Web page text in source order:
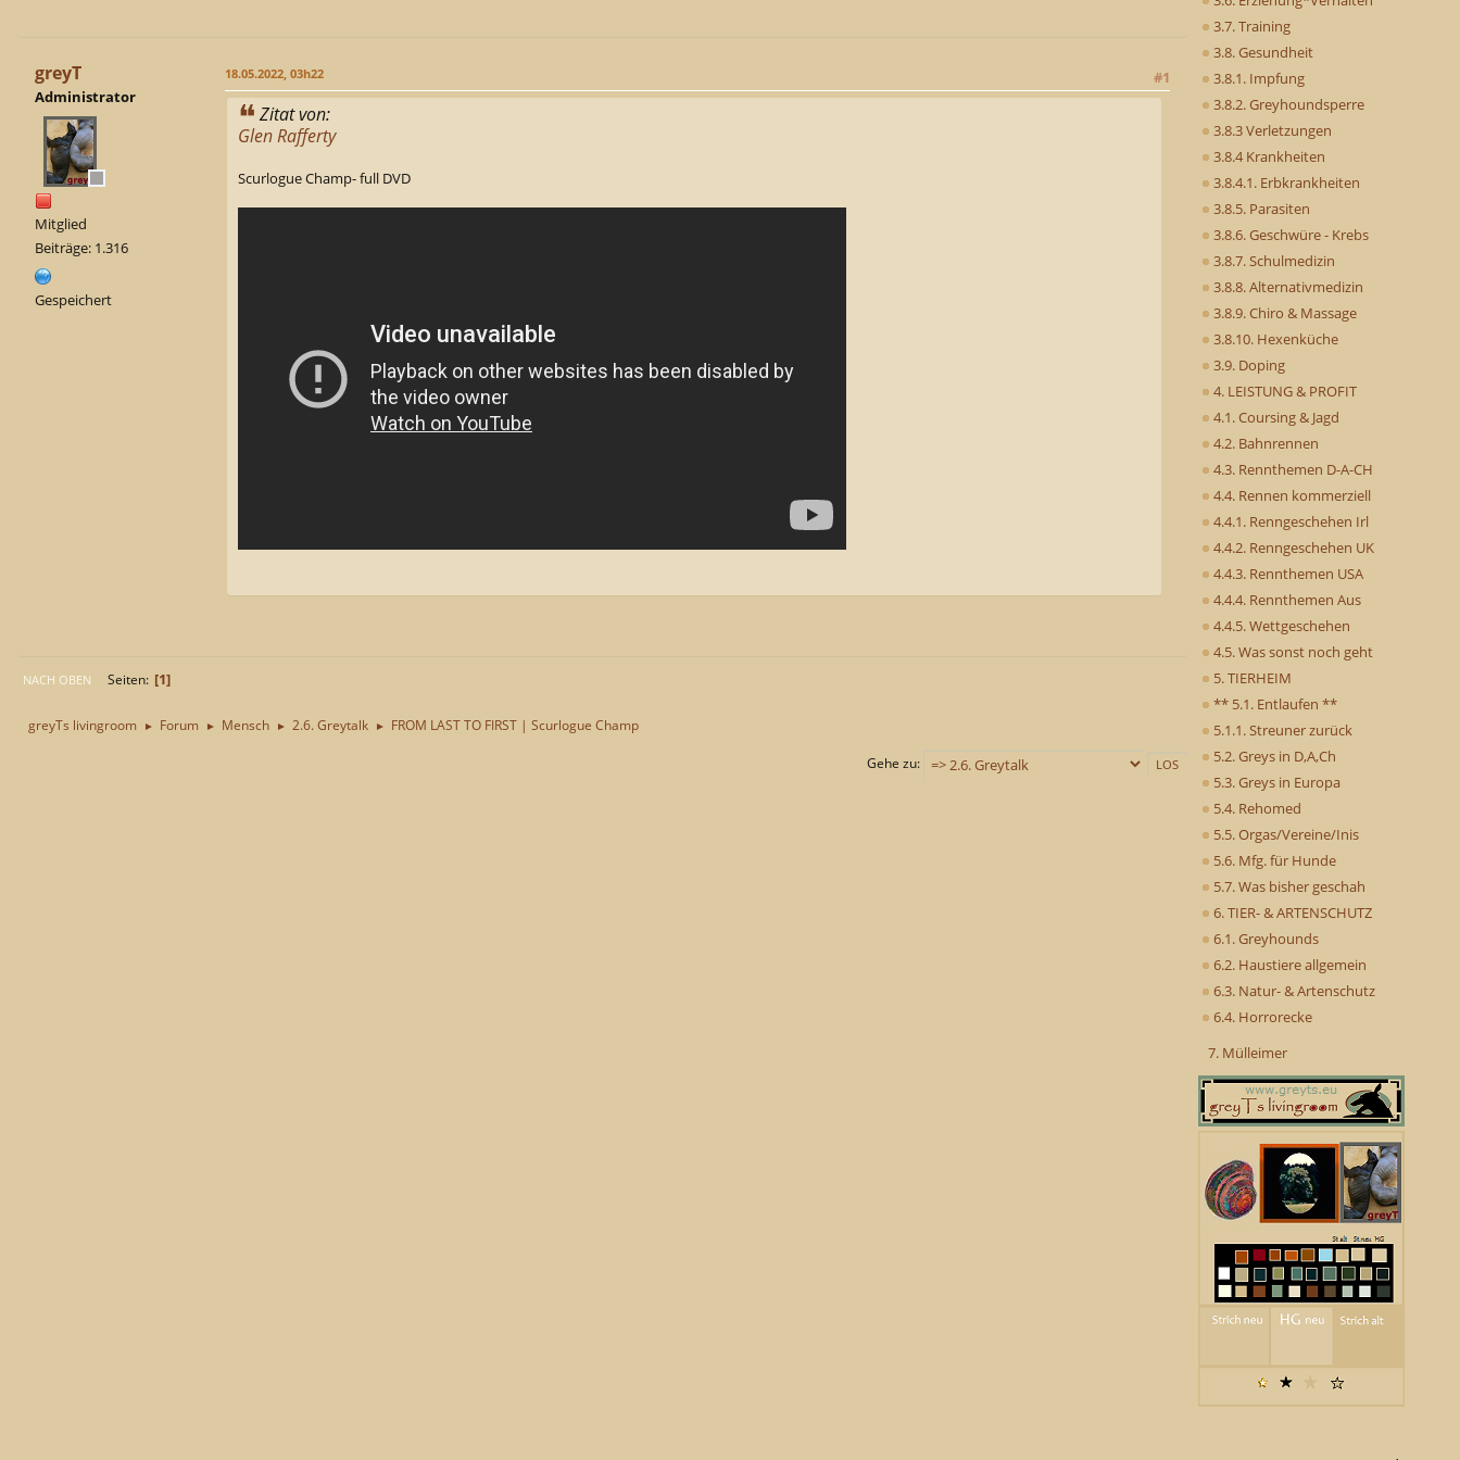
3.7. Training
3.8. Gesundheit
3.8.1. Impfung
3.8.2. Greyhoundsperre
3.8.3 Verletzungen
3.8.4 Krankheiten
3.8.4.1. Erbkrankheiten
3.8.5. Parasiten
3.8.6. Geschwüre - Krebs
3.8.7. Schulmedizin
3.8.8. Alternativmedizin
3.8.9. Chiro & Massage
3.8.10. Hexenküche
3.9. Doping
4. LEISTUNG & PROFIT
4.1. Coursing & Jagd
4.2. Bahnrennen
4.3. Rennthemen D-A-CH
4.4. Rennen kommerziell
4.4.1. Renngeschehen Irl
4.4.2. Renngeschehen UK
4.4.3. Rennthemen USA
4.4.4. Rennthemen Aus
4.4.5. Wettgeschehen
4.5. Was sonst noch geht
5. TIERHEIM
** 5.1. Entlaufen **
5.1.1. Streuner zurück
5.2. Greys in D,A,Ch
5.3. Greys in Europa
5.4. Rehomed
5.5. Orgas/Vereine/Inis
5.6. Mfg. für Hunde
5.7. Was bisher geschah
6. TIER- & ARTENSCHUTZ
6.1. Greyhounds
6.2. Haustiere allgemein
6.3. Natur- & Artenschutz
6.4. Horrorecke
7. Mülleimer
greyT
Administrator
Mitglied
Beiträge: 1.316
Gespeichert
#1
18.05.2022, 03h22
Zitat von:
Glen Rafferty
Scurlogue Champ- full DVD
NACH OBEN Seiten 1
greyTs livingroom ► Forum ► Mensch ► 2.6. Greytalk ► FROM LAST TO FIRST | Scurlogue Champ
Gehe zu